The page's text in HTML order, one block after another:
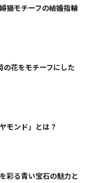
猫モチーフの結婚指輪
花をモチーフにした
モンド」とは？
彩る青い宝石の魅力と